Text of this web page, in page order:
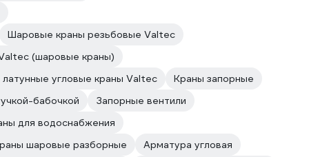
Шаровые краны резьбовые Valtec
(шаровые краны)
угловые краны Valtec
Краны запорные
бабочкой
Запорные вентили
для водоснабжения
шаровые разборные
Арматура угловая